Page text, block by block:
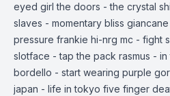
eyed girl the doors - the crystal
slaves - momentary bliss
pressure frankie hi-nrg mc - fight
slotface - tap the pack rasmus -
bordello - start wearing purple
japan - life in tokyo five finger